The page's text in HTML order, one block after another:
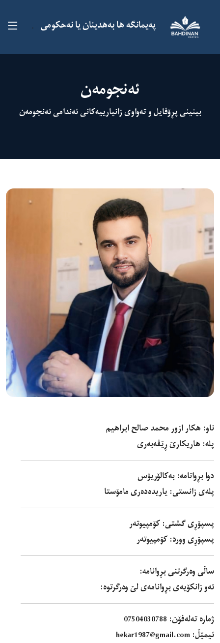
پەیمانگە ها بەهدینان یا نەحکومى .
ئەنجومەن
بینینی پڕۆفایل و تەواوی زانیارییەکانی ئەندامی ئەنجومەن
ناو: هکار ازور محمد صالح ابراهیم
پلە: هاریکارێ ڕێڤەبەری
دوا بڕوانامە: بەکالۆریۆس
پلەی زانستی: یاریدەدەری مامۆستا
پسپۆڕی گشتی: کۆمپیوتەر
پسپۆڕی وورد: کۆمپیوتەر
ساڵی وەرگرتنی بڕوانامە:
ئەو زانکۆیەی بڕوانامەی لێ وەرگرتوە:
ژمارە تەلەفۆن: 07504030788
ئیمێڵ: hekar1987@gmail.com